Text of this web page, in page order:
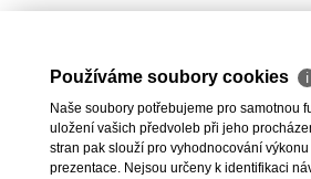
Používáme soubory cookies ℹ
Naše soubory potřebujeme pro samotnou
uložení vašich předvoleb při jeho
stran pak slouží pro vyhodnocování
prezentace. Nejsou určeny k identifikaci